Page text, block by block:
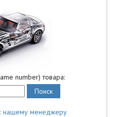
number) товара:
нашему менеджеру